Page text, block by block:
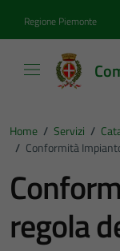
Regione Piemonte
Home / Servizi /
/ Conformità
regola